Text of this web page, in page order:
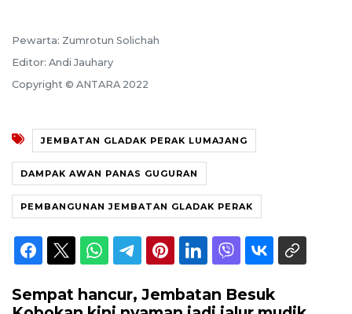
Pewarta: Zumrotun Solichah
Editor: Andi Jauhary
Copyright © ANTARA 2022
JEMBATAN GLADAK PERAK LUMAJANG
DAMPAK AWAN PANAS GUGURAN
PEMBANGUNAN JEMBATAN GLADAK PERAK
Sempat hancur, Jembatan Besuk